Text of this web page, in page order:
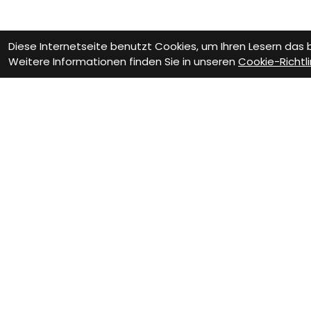
Diese Internetseite benutzt Cookies, um Ihren Lesern
Weitere Informationen finden Sie in unseren Cookie-